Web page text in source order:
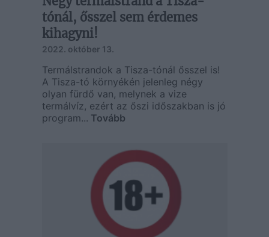
tónál, ősszel sem érdemes
kihagyni!
2022. október 13.
Termálstrandok a Tisza-tónál ősszel is!
A Tisza-tó környékén jelenleg négy
olyan fürdő van, melynek a vize
termálvíz, ezért az őszi időszakban is jó
program... Tovább